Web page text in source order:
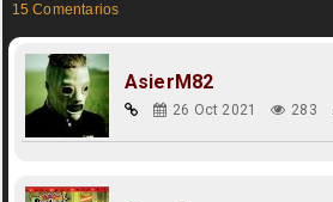
15 Comentarios
AsierM82
26 Oct 2021 283